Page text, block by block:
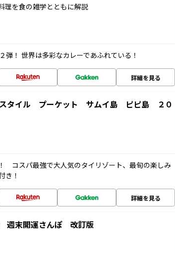
理を食の雑学とともに解説
！ 世界は多彩なカレーであふれている！
詳細を見る
タイル プーケット サムイ島 ピピ島 ２０
コスパ最強で大人気のタイリゾート、最旬の楽しみ
き！
詳細を見る
週末開運さんぽ 改訂版